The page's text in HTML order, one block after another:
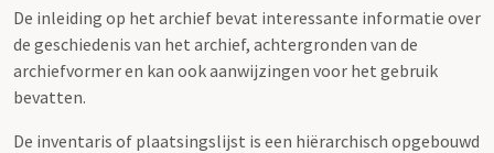
De inleiding op het archief bevat interessante informatie over
de geschiedenis van het archief, achtergronden van de
archiefvormer en kan ook aanwijzingen voor het gebruik
bevatten.
De inventaris of plaatsingslijst is een hiërarchisch opgebouwd